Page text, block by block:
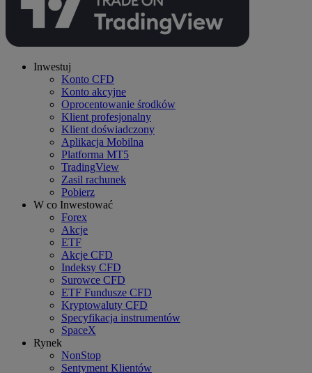
Inwestuj
Konto CFD
Konto akcyjne
Oprocentowanie środków
Klient profesjonalny
Klient doświadczony
Aplikacja Mobilna
Platforma MT5
TradingView
Zasil rachunek
Pobierz
W co Inwestować
Forex
Akcje
ETF
Akcje CFD
Indeksy CFD
Surowce CFD
ETF Fundusze CFD
Kryptowaluty CFD
Specyfikacja instrumentów
SpaceX
Rynek
NonStop
Sentyment Klientów